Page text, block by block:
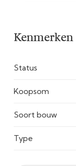
Kenmerken
Status
Koopsom
Soort bouw
Type